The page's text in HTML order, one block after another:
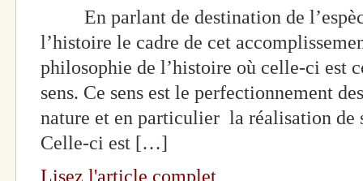
En parlant de destination de
l’histoire le cadre de cet
philosophie de l’histoire où celle-ci est
sens. Ce sens est le perfectionnement
nature et en particulier la réalisation de
Celle-ci est […]
Lisez l'article complet